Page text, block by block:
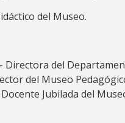
del Museo.
Directora del
del Museo
Jubilada del